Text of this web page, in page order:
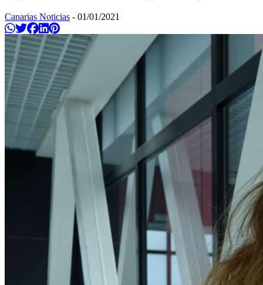
Canarias Noticias - 01/01/2021
Compartir en Whatsapp
Twittear
Compartir en Facebook
Compartir en Linkedin
Compartir en Pinterest